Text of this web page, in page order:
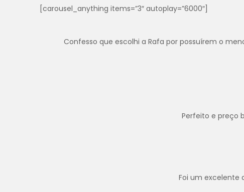
[carousel_anything items=”3″ autoplay=”6000″]
Confesso que escolhi a Rafa por possuírem o
Perfeito e preço
Foi um excelente